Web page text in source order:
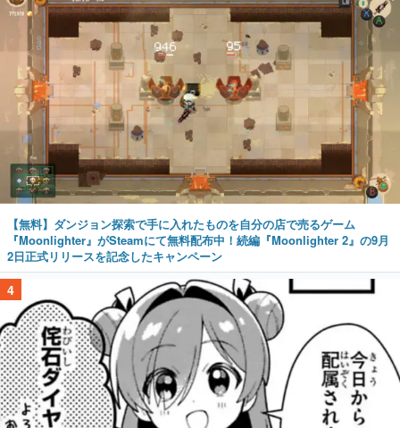
【無料】ダンジョン探索で手に入れたものを自分の店で売るゲーム
『Moonlighter』がSteamにて無料配布中！続編『Moonlighter 2』の9月
2日正式リリースを記念したキャンペーン
4